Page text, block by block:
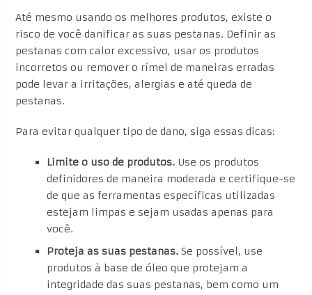
Até mesmo usando os melhores produtos, existe o
risco de você danificar as suas pestanas. Definir as
pestanas com calor excessivo, usar os produtos
incorretos ou remover o rímel de maneiras erradas
pode levar a irritações, alergias e até queda de
pestanas.
Para evitar qualquer tipo de dano, siga essas dicas:
Limite o uso de produtos.Use os produtos
definidores de maneira moderada e certifique-se
de que as ferramentas específicas utilizadas
estejam limpas e sejam usadas apenas para
você.
Proteja as suas pestanas.Se possível, use
produtos à base de óleo que protejam a
integridade das suas pestanas, bem como um